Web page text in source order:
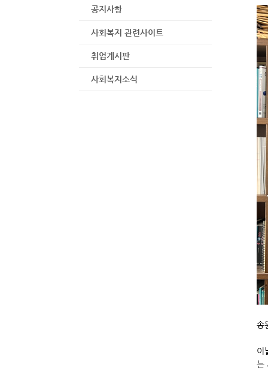
공지사항
사회복지 관련사이트
취업게시판
사회복지소식
송
이
는